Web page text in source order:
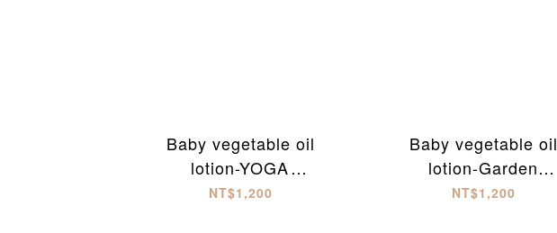
Baby vegetable oil
lotion-YOGA
soothing(300ml)
NT$1,200
Baby vegetable oil
lotion-Garden
party(300ml)
NT$1,200